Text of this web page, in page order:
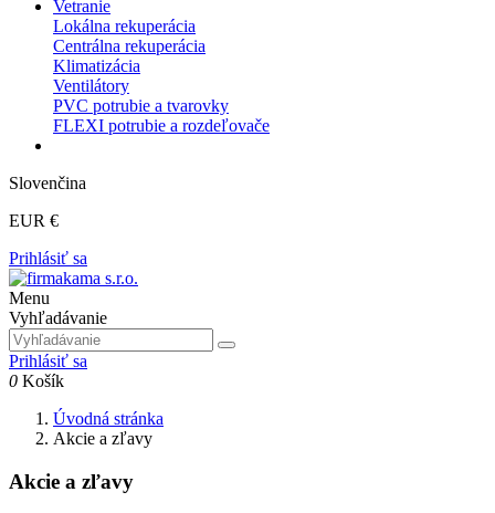
Vetranie
Lokálna rekuperácia
Centrálna rekuperácia
Klimatizácia
Ventilátory
PVC potrubie a tvarovky
FLEXI potrubie a rozdeľovače
Slovenčina
EUR €
Prihlásiť sa
Menu
Vyhľadávanie
Prihlásiť sa
0 Košík
Úvodná stránka
Akcie a zľavy
Akcie a zľavy